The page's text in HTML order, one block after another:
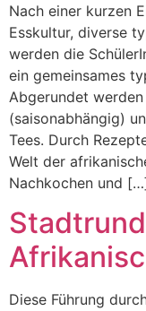
Nach einer kurzen
Esskultur, diverse
werden die
ein gemeinsames
Abgerundet
(saisonabhängig)
Tees. Durch
Welt der
Nachkochen und
Diese Führung